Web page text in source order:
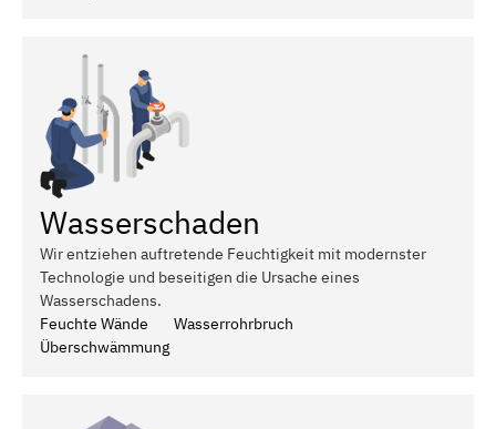
Wasserschaden
Wir entziehen auftretende Feuchtigkeit mit modernster
Technologie und beseitigen die Ursache eines
Wasserschadens.
Feuchte Wände
Wasserrohrbruch
Überschwämmung